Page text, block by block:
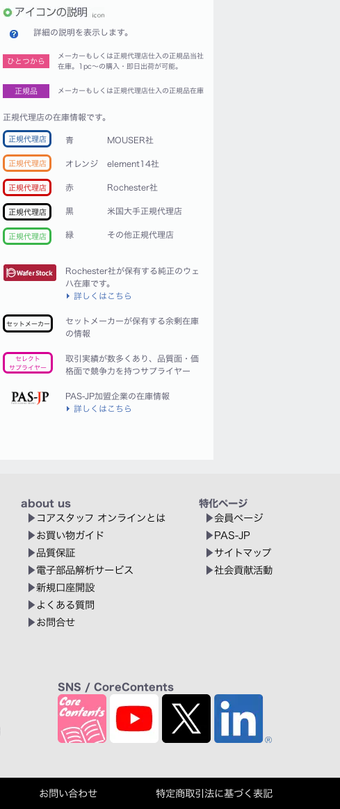
詳細の説明を表示します。
ひとつから
メーカーもしくは正規代理店仕入の正規品当社
在庫。1pc〜の購入・即日出荷が可能。
正規品 メーカーもしくは正規代理店仕入の正規品在庫
正規代理店の在庫情報です。
正規代理店
正規代理店
正規代理店
正規代理店
正規代理店
青 MOUSER社
オレンジ element14社
赤 Rochester社
黒 米国大手正規代理店
緑 その他正規代理店
Rochester社が保有する純正のウェ
ハ在庫です。
詳しくはこちら
セットメーカー
セットメーカーが保有する余剰在庫
の情報
セレクト
サプライヤー
取引実績が数多くあり、品質面・価
格面で競争力を持つサプライヤー
PAS-JP加盟企業の在庫情報
詳しくはこちら
about us
コアスタッフ オンラインとは
お買い物ガイド
品質保証
電子部品解析サービス
新規口座開設
よくある質問
お問合せ
特化ページ
会員ページ
PAS-JP
サイトマップ
社会貢献活動
SNS / CoreContents
お問い合わせ 特定商取引法に基づく表記